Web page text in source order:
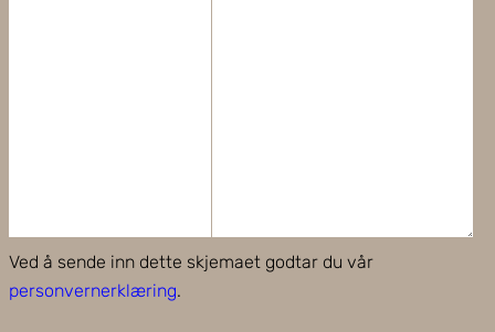
Ved å sende inn dette skjemaet godtar du vår
personvernerklæring.